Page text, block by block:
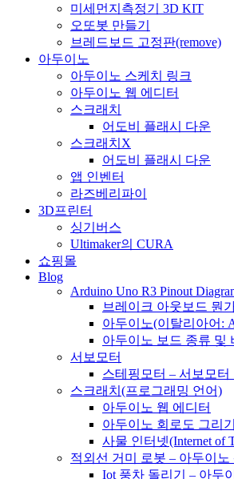
미세먼지측정기 3D KIT
오또봇 만들기
브레드보드 고정판(remove)
아두이노
아두이노 스케치 링크
아두이노 웹 에디터
스크래치
어도비 플래시 다운
스크래치X
어도비 플래시 다운
앱 인벤터
라즈베리파이
3D프린터
싱기버스
Ultimaker의 CURA
쇼핑몰
Blog
Arduino Uno R3 Pinout
브레이크 아웃보드 뭔
아두이노(이탈리아어:
아두이노 보드 종류 및
서보모터
스테핑모터 – 서보모터
스크래치(프로그래밍 언어)
아두이노 웹 에디터
아두이노 회로도 그리기
사물 인터넷(Internet of
적외선 거미 로봇 – 아두이
Iot 풍차 돌리기 – 아두